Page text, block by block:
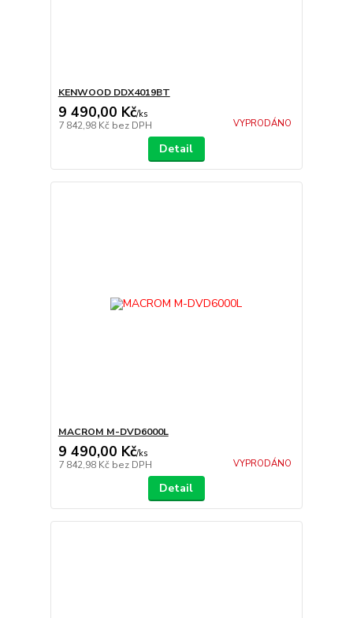
KENWOOD DDX4019BT
9 490,00 Kč/ks
7 842,98 Kč bez DPH VYPRODÁNO
Detail
MACROM M-DVD6000L
9 490,00 Kč/ks
7 842,98 Kč bez DPH VYPRODÁNO
Detail